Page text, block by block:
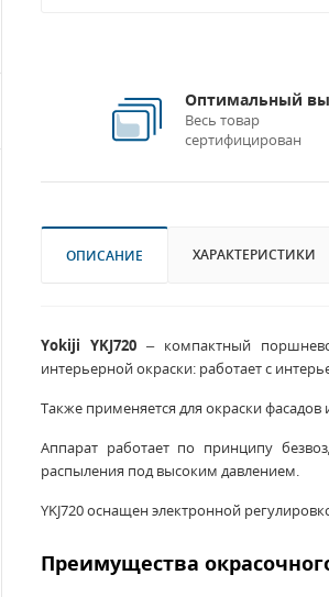
Оптимальный
Весь товар
сертифицирован
ОПИСАНИЕ ХАРАКТЕРИСТИКИ
Yokiji YKJ720 – компактный
интерьерной окраски: работает с
Также применяется для окраски
Аппарат работает по принципу
распыления под высоким давлением.
YKJ720 оснащен электронной
Преимущества